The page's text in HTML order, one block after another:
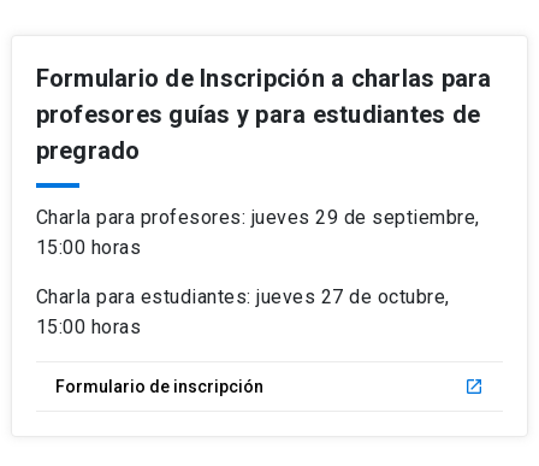
Formulario de Inscripción a charlas para
profesores guías y para estudiantes de
pregrado
Charla para profesores: jueves 29 de septiembre,
15:00 horas
Charla para estudiantes: jueves 27 de octubre,
15:00 horas
Formulario de inscripción launch